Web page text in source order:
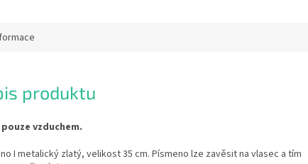
produktu
pouze vzduchem.
I metalický zlatý, velikost 35 cm. Písmeno lze zavěsit na vlasec a tím